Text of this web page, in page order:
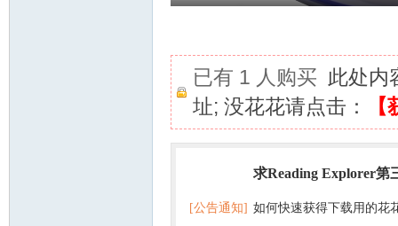
已有 1 人购买 此处内
址; 没花花请点击：
求Reading Explorer第
[公告通知] 如何快速获得下载用的花